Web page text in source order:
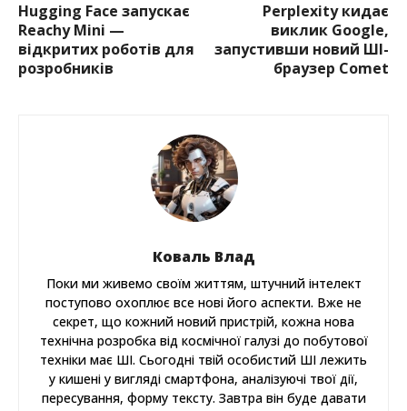
Hugging Face запускає
Reachy Mini —
відкритих роботів для
розробників
Perplexity кидає
виклик Google,
запустивши новий ШІ-
браузер Comet
Коваль Влад
Поки ми живемо своїм життям, штучний інтелект
поступово охоплює все нові його аспекти. Вже не
секрет, що кожний новий пристрій, кожна нова
технічна розробка від космічної галузі до побутової
техніки має ШІ. Сьогодні твій особистий ШІ лежить
у кишені у вигляді смартфона, аналізуючі твої дії,
пересування, форму тексту. Завтра він буде давати